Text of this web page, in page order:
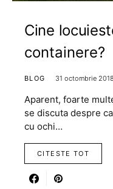
Cine
containere?
BLOG 31 octombrie 2018
Aparent, foarte
se discuta despre
cu ochi…
CITESTE TOT